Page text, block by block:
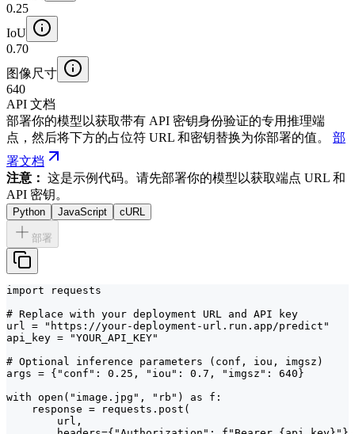
0.25
IoU
0.70
图像尺寸
640
API 文档
部署你的模型以获取带有 API 密钥身份验证的专用推理端
点，然后将下方的占位符 URL 和密钥替换为你部署的值。
部
署文档
注意： 这是示例代码。请先部署你的模型以获取端点 URL 和
API 密钥。
Python JavaScript cURL
部署
import requests
# Replace with your deployment URL and API key
url = "https://your-deployment-url.run.app/predict"
api_key = "YOUR_API_KEY"
# Optional inference parameters (conf, iou, imgsz)
args = {"conf": 0.25, "iou": 0.7, "imgsz": 640}
with open("image.jpg", "rb") as f:
    response = requests.post(
        url,